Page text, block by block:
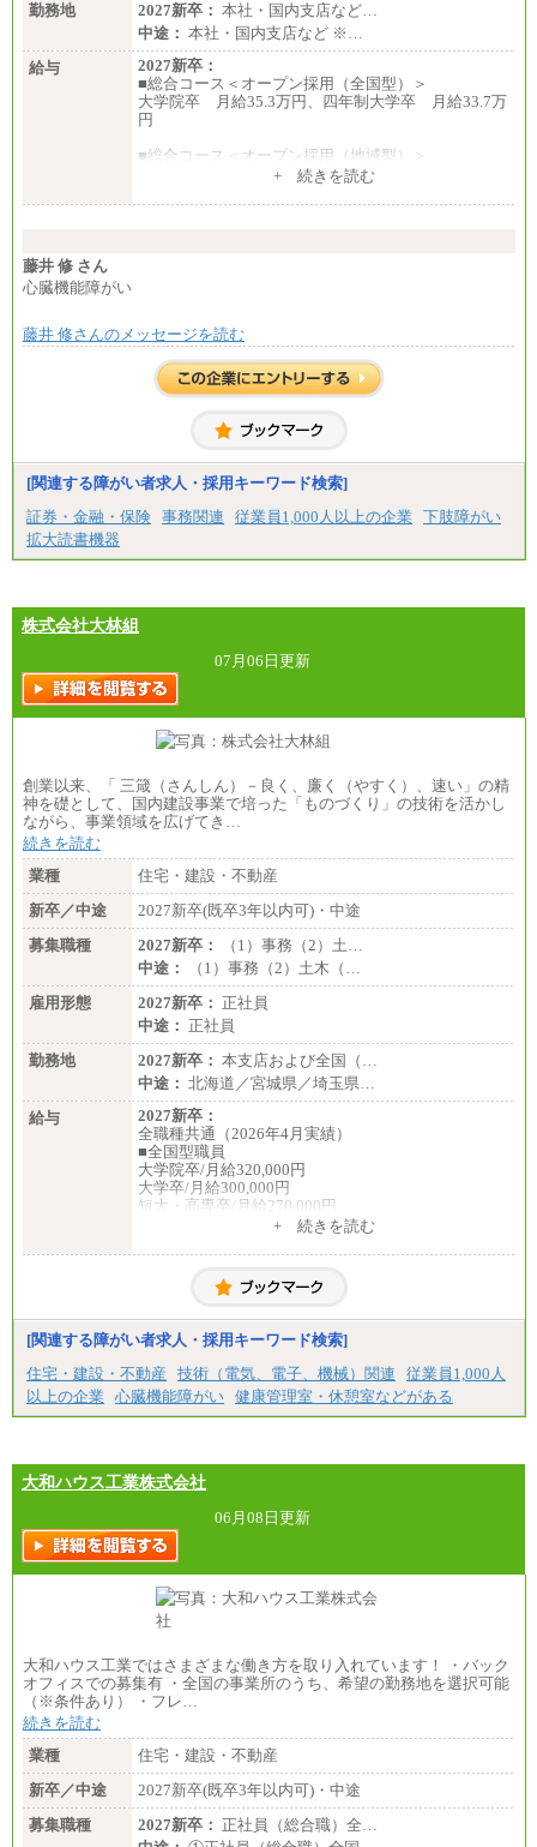
勤務地
2027新卒： 本社・国内支店など…
中途： 本社・国内支店など ※…
給与
2027新卒：
■総合コース＜オープン採用（全国型）＞
大学院卒 月給35.3万円、四年制大学卒 月給33.7万
円
■総合コース＜オープン採用（地域型）＞
大学院卒 月給33.3万円、四年制大学卒 月給31.7万
※上記全てのコースにおいて、退職金前払給：一律3.
※試用期間中も給与に変更はございません
■総合コース＜オープン採用（全国型）＞
大学院卒 月給35.3万円、四年制大学卒 月給33.7万
円
大学院卒 月給33.3万円、四年制大学卒 月給31.7万
短大・専門卒 月給24.0万円
7万円を含む
※試用期間中も給与に変更はございません
上記の新卒給与を下限に、これまでの経験・スキル
を考慮し、当社規定に従って決定いたします。
+ 続きを読む
藤井 修 さん
心臓機能障がい
藤井 修さんのメッセージを読む
[関連する障がい者求人・採用キーワード検索]
証券・金融・保険 事務関連 従業員1,000人以上の企業
下肢障がい
拡大読書機器
株式会社大林組
07月06日更新
創業以来、「 三箴（さんしん）－良く、廉く（やすく）、速い」の精
神を礎として、国内建設事業で培った「ものづくり」の技術を活かし
ながら、事業領域を広げてき…
続きを読む
業種
住宅・建設・不動産
新卒／中途
2027新卒(既卒3年以内可)・中途
募集職種
2027新卒：
（1）事務（2）土…
中途：
（1）事務（2）土木（…
雇用形態
2027新卒： 正社員
中途： 正社員
勤務地
2027新卒： 本支店および全国（…
中途： 北海道／宮城県／埼玉県…
給与
2027新卒：
全職種共通（2026年4月実績）
■全国型職員
大学院卒/月給320,000円
大学卒/月給300,000円
短大・高専卒/月給270,000円
大学院卒/月給256,000円～288,000円
大学卒/月給240,000円～270,000円
短大・高専卒/月給216,000円～243,000円
■特定職員※
大学院卒/月給234,000円～263,000円
大学卒/月給219,000円～246,000円
短大・高専卒/月給197,000円～222,000円
※拠点型職員、特定職員の給与は、生活の拠点が定
す。
中途：
全職種共通
月給制
226,600円～390,100円（勤務地域等により異なりま
す）
・ご経験やスキルを考慮し、選考の中で決定いたし
ます。
・試用期間中も同額支給します。
+ 続きを読む
[関連する障がい者求人・採用キーワード検索]
住宅・建設・不動産
技術（電気、電子、機械）関連
従業員1,000人
以上の企業
心臓機能障がい 健康管理室・休憩室などがある
大和ハウス工業株式会社
06月08日更新
大和ハウス工業ではさまざまな働き方を取り入れています！ ・バック
オフィスでの募集有 ・全国の事業所のうち、希望の勤務地を選択可能
（※条件あり） ・フレ…
続きを読む
業種
住宅・建設・不動産
新卒／中途
2027新卒(既卒3年以内可)・中途
募集職種
2027新卒： 正社員（総合職）全…